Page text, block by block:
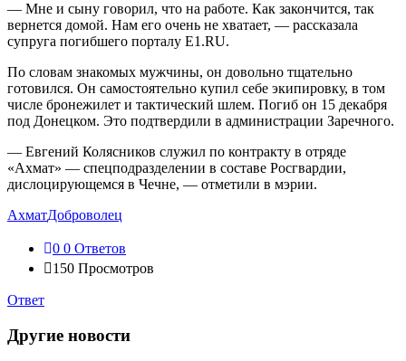
— Мне и сыну говорил, что на работе. Как закончится, так
вернется домой. Нам его очень не хватает, — рассказала
супруга погибшего порталу E1.RU.
По словам знакомых мужчины, он довольно тщательно
готовился. Он самостоятельно купил себе экипировку, в том
числе бронежилет и тактический шлем. Погиб он 15 декабря
под Донецком. Это подтвердили в администрации Заречного.
— Евгений Колясников служил по контракту в отряде
«Ахмат» — спецподразделении в составе Росгвардии,
дислоцирующемся в Чечне, — отметили в мэрии.
АхматДоброволец
0 0 Ответов
150 Просмотров
Ответ
Другие новости